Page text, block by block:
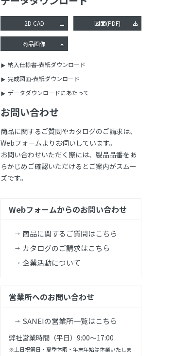
2D CAD 図面(PDF)
商品画像
納入仕様書-表紙ダウンロード
完成図面-表紙ダウンロード
データダウンロードにあたって
お問い合わせ
商品に関するご質問やカタログのご請求は、
Webフォームよりお伺いしています。
お問い合わせいただく際には、製品品番をあ
らかじめご確認いただけるとご案内がスムー
ズです。
Webフォームからのお問い合わせ
商品に関するご質問はこちら
カタログのご請求はこちら
企業活動について
営業所へのお問い合わせ
SANEIの営業所一覧はこちら
弊社営業時間（平日）9:00～17:00
※土日祝祭日・夏季休暇・年末年始は休業いたしま